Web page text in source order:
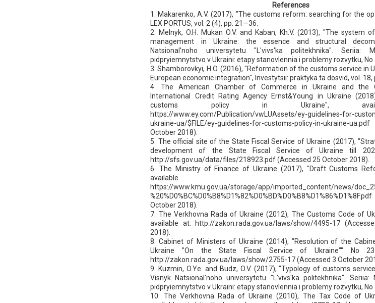
References
1. Makarenko, A.V. (2017), "The customs reform: searching for the
LEX PORTUS, vol. 2 (4), pp. 21—36.
2. Melnyk, O.H. Mukan O.V. and Kaban, Kh.V. (2013), "The system
management in Ukraine: the essence and structural
Natsional'noho universytetu "L'vivs'ka politekhnika". Seriia:
pidpryiemnytstvo v Ukraini: etapy stanovlennia i problemy rozvytku, No
3. Shamborovkyi, H.O. (2016), "Reformation of the customs service in
European economic integration", Investytsii: praktyka ta dosvid, vol. 18,
4. The American Chamber of Commerce in Ukraine and the
International Credit Rating Agency Ernst&Young in Ukraine
customs policy in Ukraine",
https://www.ey.com/Publication/vwLUAssets/ey-guidelines-for-
ukraine-ua/$FILE/ey-guidelines-for-customs-policy-in-ukraine-
October 2018).
5. The official site of the State Fiscal Service of Ukraine (2017),
development of the State Fiscal Service of Ukraine till
http://sfs.gov.ua/data/files/218923.pdf (Accessed 25 October 2018).
6. The Ministry of Finance of Ukraine (2017), "Draft Customs
available
https://www.kmu.gov.ua/storage/app/imported_content/news/
October 2018).
7. The Verkhovna Rada of Ukraine (2012), The Customs Code of
available at: http://zakon.rada.gov.ua/laws/show/4495-17
2018).
8. Cabinet of Ministers of Ukraine (2014), "Resolution of the
Ukraine "On the State Fiscal Service of Ukraine"" No
http://zakon.rada.gov.ua/laws/show/2755-17 (Accessed 3 October
9. Kuzmin, O.Ye. and Budz, O.V. (2017), "Typology of customs
Visnyk Natsional'noho universytetu "L'vivs'ka politekhnika". Seriia:
pidpryiemnytstvo v Ukraini: etapy stanovlennia i problemy rozvytku, No
10. The Verkhovna Rada of Ukraine (2010), The Tax Code of